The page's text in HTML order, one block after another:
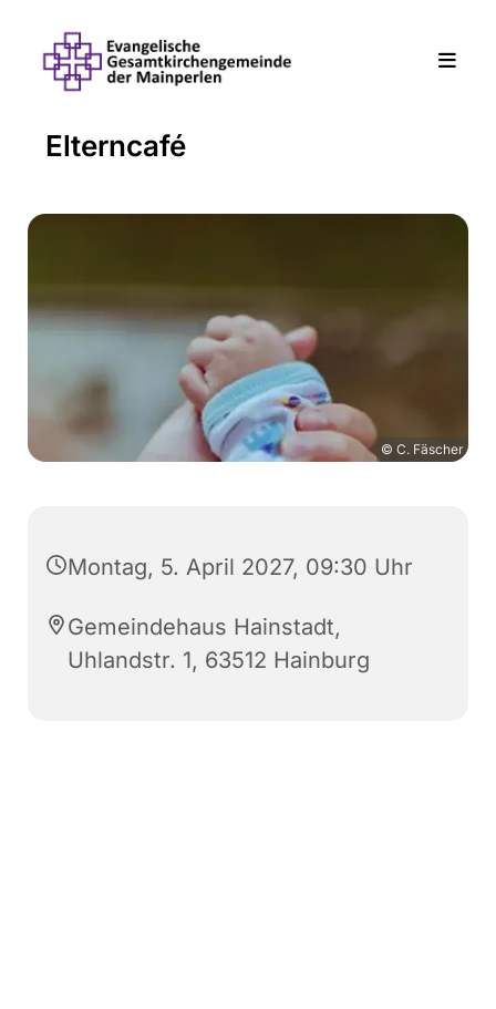
Elterncafé
© C. Fäscher
Montag, 5. April 2027, 09:30 Uhr
Gemeindehaus Hainstadt,
Uhlandstr. 1, 63512 Hainburg